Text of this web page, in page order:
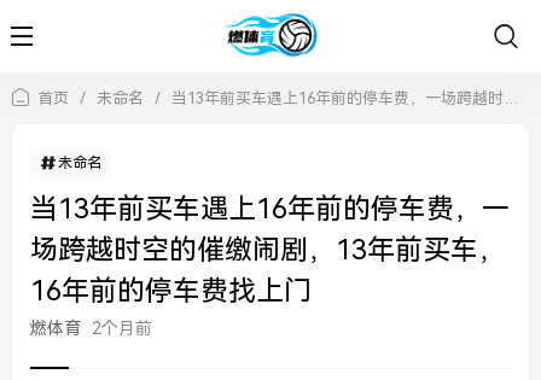
首页 / 未命名 / 当13年前买车遇上16年前的停车费，一场跨越时空的催缴闹剧，13年前买车，16年前的停车费找上门
未命名
当13年前买车遇上16年前的停车费，一
场跨越时空的催缴闹剧，13年前买车，
16年前的停车费找上门
燃体育 2个月前